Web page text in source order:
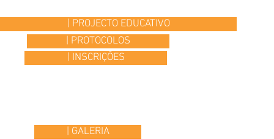
| PROJECTO EDUCATIVO
| PROTOCOLOS
| INSCRIÇÕES
| GALERIA